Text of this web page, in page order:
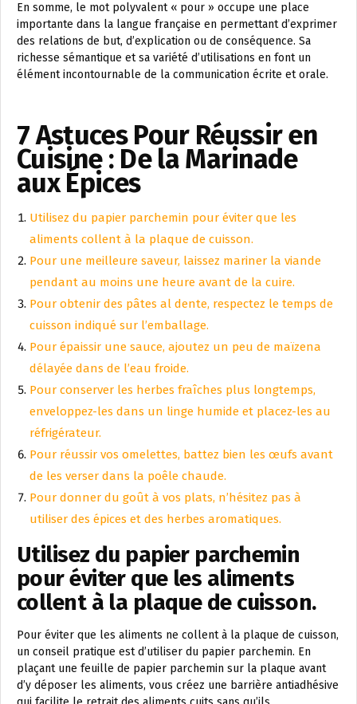
En somme, le mot polyvalent « pour » occupe une place
importante dans la langue française en permettant d’exprimer
des relations de but, d’explication ou de conséquence. Sa
richesse sémantique et sa variété d’utilisations en font un
élément incontournable de la communication écrite et orale.
7 Astuces Pour Réussir en
Cuisine : De la Marinade
aux Épices
Utilisez du papier parchemin pour éviter que les
aliments collent à la plaque de cuisson.
Pour une meilleure saveur, laissez mariner la viande
pendant au moins une heure avant de la cuire.
Pour obtenir des pâtes al dente, respectez le temps de
cuisson indiqué sur l’emballage.
Pour épaissir une sauce, ajoutez un peu de maïzena
délayée dans de l’eau froide.
Pour conserver les herbes fraîches plus longtemps,
enveloppez-les dans un linge humide et placez-les au
réfrigérateur.
Pour réussir vos omelettes, battez bien les œufs avant
de les verser dans la poêle chaude.
Pour donner du goût à vos plats, n’hésitez pas à
utiliser des épices et des herbes aromatiques.
Utilisez du papier parchemin
pour éviter que les aliments
collent à la plaque de cuisson.
Pour éviter que les aliments ne collent à la plaque de cuisson,
un conseil pratique est d’utiliser du papier parchemin. En
plaçant une feuille de papier parchemin sur la plaque avant
d’y déposer les aliments, vous créez une barrière antiadhésive